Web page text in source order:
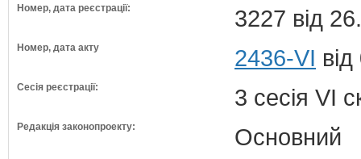
Номер, дата реєстрації: 3227 від
Номер, дата акту 2436-VI
Сесія реєстрації: 3 сесія VI
Редакція законопроекту: Основний